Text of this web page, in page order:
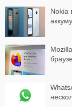
декабря. Теперь же
официальны
Nokia